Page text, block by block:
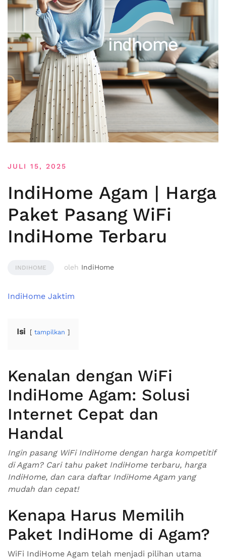
JULI 15, 2025
IndiHome Agam | Harga
Paket Pasang WiFi
IndiHome Terbaru
INDIHOME oleh IndiHome
IndiHome Jaktim
Isi tampilkan
Kenalan dengan WiFi
IndiHome Agam: Solusi
Internet Cepat dan
Handal
Ingin pasang WiFi IndiHome dengan harga kompetitif
di Agam? Cari tahu paket IndiHome terbaru, harga
IndiHome, dan cara daftar IndiHome Agam yang
mudah dan cepat!
Kenapa Harus Memilih
Paket IndiHome di Agam?
WiFi IndiHome Agam telah menjadi pilihan utama